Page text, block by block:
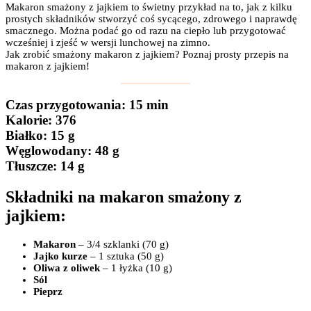
Makaron smażony z jajkiem to świetny przykład na to, jak z kilku
prostych składników stworzyć coś sycącego, zdrowego i naprawdę
smacznego. Można podać go od razu na ciepło lub przygotować
wcześniej i zjeść w wersji lunchowej na zimno.
Jak zrobić smażony makaron z jajkiem? Poznaj prosty przepis na
makaron z jajkiem!
Czas przygotowania: 15 min
Kalorie: 376
Białko: 15 g
Węglowodany: 48 g
Tłuszcze: 14 g
Składniki na makaron smażony z
jajkiem:
Makaron – 3/4 szklanki (70 g)
Jajko kurze – 1 sztuka (50 g)
Oliwa z oliwek– 1 łyżka (10 g)
Sól
Pieprz